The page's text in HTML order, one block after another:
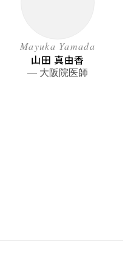
Mayuka Yamada
山田 真由香
― 大阪院医師